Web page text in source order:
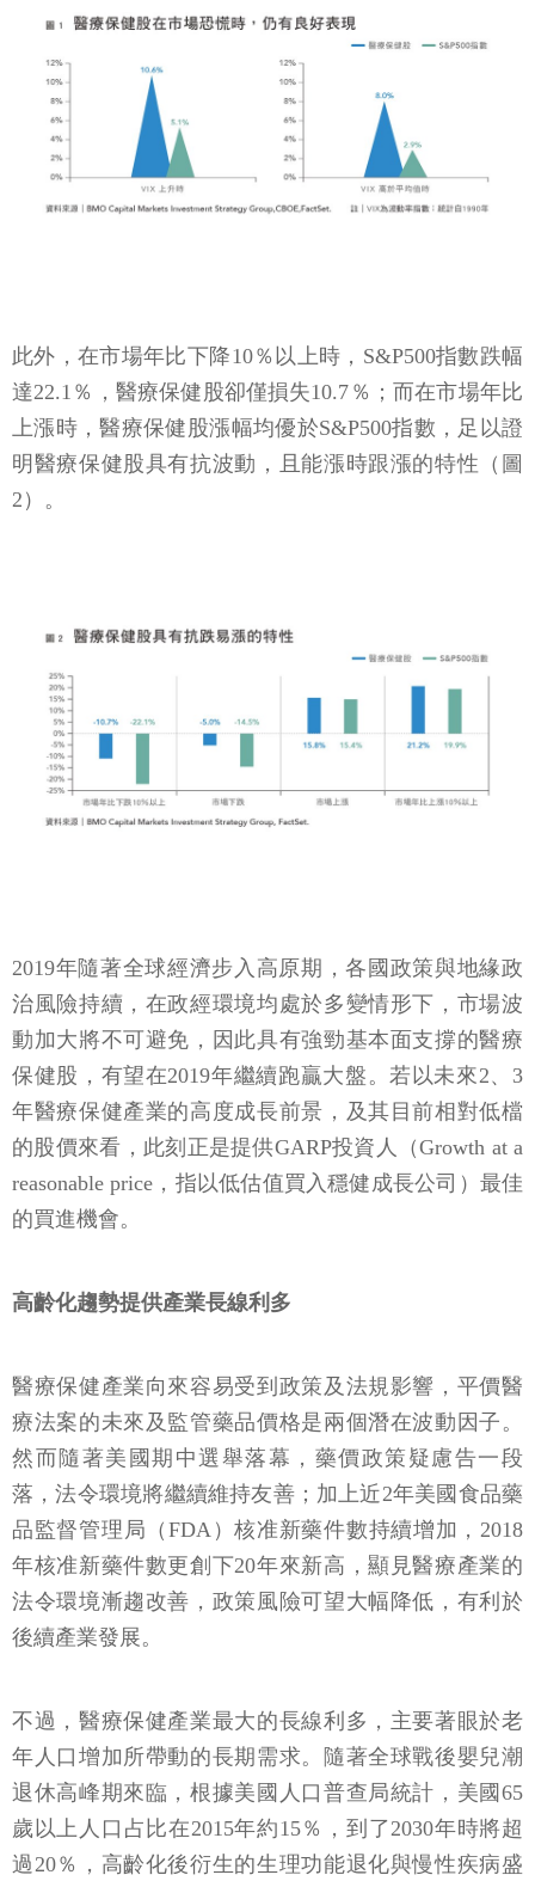
此外，在市場年比下降10％以上時，S&P500指數跌幅
達22.1％，醫療保健股卻僅損失10.7％；而在市場年比
上漲時，醫療保健股漲幅均優於S&P500指數，足以證
明醫療保健股具有抗波動，且能漲時跟漲的特性（圖
2）。
2019年隨著全球經濟步入高原期，各國政策與地緣政
治風險持續，在政經環境均處於多變情形下，市場波
動加大將不可避免，因此具有強勁基本面支撐的醫療
保健股，有望在2019年繼續跑贏大盤。若以未來2、3
年醫療保健產業的高度成長前景，及其目前相對低檔
的股價來看，此刻正是提供GARP投資人（Growth at a
reasonable price，指以低估值買入穩健成長公司）最佳
的買進機會。
高齡化趨勢提供產業長線利多
醫療保健產業向來容易受到政策及法規影響，平價醫
療法案的未來及監管藥品價格是兩個潛在波動因子。
然而隨著美國期中選舉落幕，藥價政策疑慮告一段
落，法令環境將繼續維持友善；加上近2年美國食品藥
品監督管理局（FDA）核准新藥件數持續增加，2018
年核准新藥件數更創下20年來新高，顯見醫療產業的
法令環境漸趨改善，政策風險可望大幅降低，有利於
後續產業發展。
不過，醫療保健產業最大的長線利多，主要著眼於老
年人口增加所帶動的長期需求。隨著全球戰後嬰兒潮
退休高峰期來臨，根據美國人口普查局統計，美國65
歲以上人口占比在2015年約15％，到了2030年時將超
過20％，高齡化後衍生的生理功能退化與慢性疾病盛